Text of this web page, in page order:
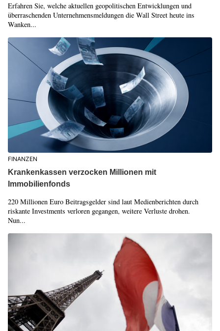
Erfahren Sie, welche aktuellen geopolitischen Entwicklungen und
überraschenden Unternehmensmeldungen die Wall Street heute ins
Wanken...
FINANZEN
Krankenkassen verzocken Millionen mit
Immobilienfonds
220 Millionen Euro Beitragsgelder sind laut Medienberichten durch
riskante Investments verloren gegangen, weitere Verluste drohen.
Nun...